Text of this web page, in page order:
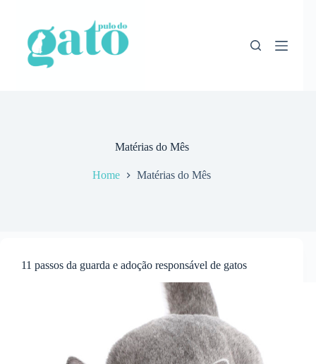
conteúdo
Matérias do Mês
Home Matérias do Mês
11 passos da guarda e adoção responsável de gatos